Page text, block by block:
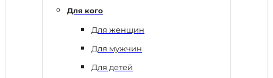
Для кого
Для женщин
Для мужчин
Для детей